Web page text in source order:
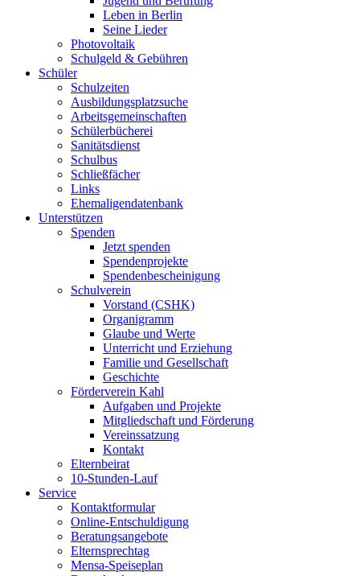
Leben in Berlin
Seine Lieder
Photovoltaik
Schulgeld & Gebühren
Schüler
Schulzeiten
Ausbildungsplatzsuche
Arbeitsgemeinschaften
Schülerbücherei
Sanitätsdienst
Schulbus
Schließfächer
Links
Ehemaligendatenbank
Unterstützen
Spenden
Jetzt spenden
Spendenprojekte
Spendenbescheinigung
Schulverein
Vorstand (CSHK)
Organigramm
Glaube und Werte
Unterricht und Erziehung
Familie und Gesellschaft
Geschichte
Förderverein Kahl
Aufgaben und Projekte
Mitgliedschaft und Förderung
Vereinssatzung
Kontakt
Elternbeirat
10-Stunden-Lauf
Service
Kontaktformular
Online-Entschuldigung
Beratungsangebote
Elternsprechtag
Mensa-Speiseplan